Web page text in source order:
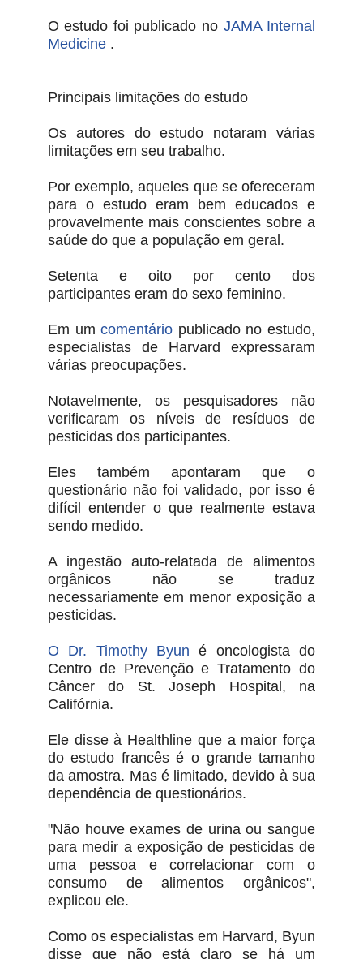
O estudo foi publicado no JAMA Internal
Medicine.
Principais limitações do estudo
Os autores do estudo notaram várias
limitações em seu trabalho.
Por exemplo, aqueles que se ofereceram
para o estudo eram bem educados e
provavelmente mais conscientes sobre a
saúde do que a população em geral.
Setenta e oito por cento dos
participantes eram do sexo feminino.
Em umcomentário publicado no estudo,
especialistas de Harvard expressaram
várias preocupações.
Notavelmente, os pesquisadores não
verificaram os níveis de resíduos de
pesticidas dos participantes.
Eles também apontaram que o
questionário não foi validado, por isso é
difícil entender o que realmente estava
sendo medido.
A ingestão auto-relatada de alimentos
orgânicos não se traduz
necessariamente em menor exposição a
pesticidas.
O Dr. Timothy Byun é oncologista do
Centro de Prevenção e Tratamento do
Câncer do St. Joseph Hospital, na
Califórnia.
Ele disse à Healthline que a maior força
do estudo francês é o grande tamanho
da amostra. Mas é limitado, devido à sua
dependência de questionários.
"Não houve exames de urina ou sangue
para medir a exposição de pesticidas de
uma pessoa e correlacionar com o
consumo de alimentos orgânicos",
explicou ele.
Como os especialistas em Harvard, Byun
disse que não está claro se há um